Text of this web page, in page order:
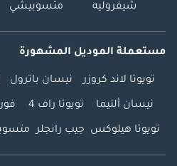
شيفروليه متسوبيشي
مستعملة الموديل المشهورة
تويوتا لاند كروزر نيسان باترول
نيسان ألتيما تويوتا راف 4
تويوتا هيلوكس جيب رانجلر